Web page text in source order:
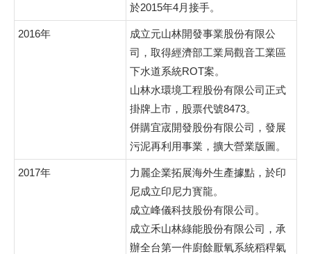
於2015年4月接手。
2016年
成立元山林開發事業股份有限公
司，取得經濟部工業局觀音工業區
下水道系統ROT案。
山林水環境工程股份有限公司正式
掛牌上市，股票代號8473。
併購宜宬開發股份有限公司，發展
污泥再利用事業，擴大營業版圖。
2017年
力麗企業拓展海外生產據點，於印
尼成立印尼力寳龍。
成立峰儀科技股份有限公司。
成立禾山林綠能股份有限公司，承
辦全台第一件廚餘厭氧系統稻稈氣